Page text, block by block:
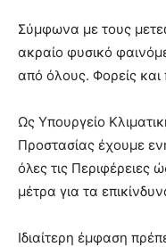
Σύμφωνα με τους
ακραίο φυσικό
από όλους. Φορείς και
Ως Υπουργείο
Προστασίας έχουμε
όλες τις Περιφέρειες
μέτρα για τα
Ιδιαίτερη έμφαση